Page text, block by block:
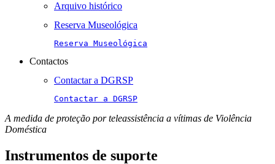
Arquivo histórico
Reserva Museológica
Reserva Museológica
Contactos
Contactar a DGRSP
Contactar a DGRSP
A medida de proteção por teleassistência a vítimas de Violência
Doméstica
Instrumentos de suporte